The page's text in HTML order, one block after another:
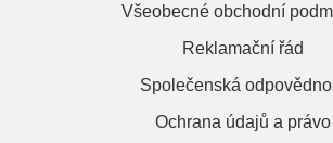
Všeobecné obchodní
Reklamační řád
Společenská
Ochrana údajů a právo